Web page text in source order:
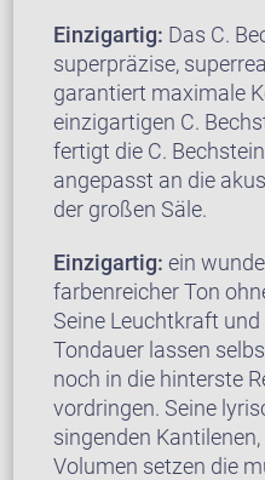
Einzigartig: Das C.
superpräzise,
garantiert maximale
einzigartigen C.
fertigt die C.
angepasst an die
der großen Säle.
Einzigartig: ein
farbenreicher Ton
Seine Leuchtkraft
Tondauer lassen
noch in die hinterste
vordringen. Seine
singenden
Volumen setzen die